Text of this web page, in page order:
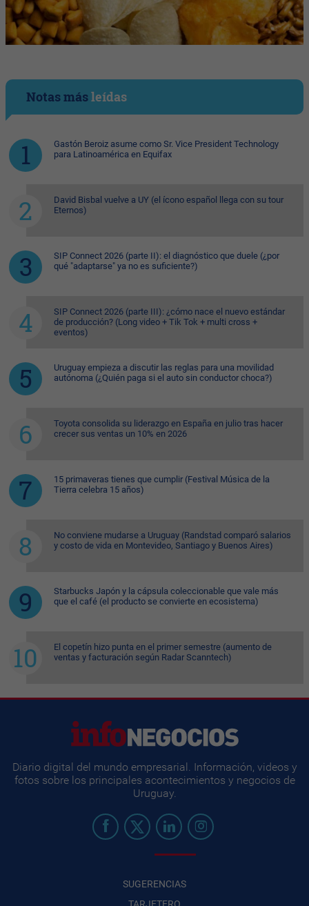
Notas másleídas
Gastón Beroiz asume como Sr. Vice President Technology
para Latinoamérica en Equifax
David Bisbal vuelve a UY (el ícono español llega con su tour
Eternos)
SIP Connect 2026 (parte II): el diagnóstico que duele (¿por
qué "adaptarse" ya no es suficiente?)
SIP Connect 2026 (parte III): ¿cómo nace el nuevo estándar
de producción? (Long video + Tik Tok + multi cross +
eventos)
Uruguay empieza a discutir las reglas para una movilidad
autónoma (¿Quién paga si el auto sin conductor choca?)
Toyota consolida su liderazgo en España en julio tras hacer
crecer sus ventas un 10% en 2026
15 primaveras tienes que cumplir (Festival Música de la
Tierra celebra 15 años)
No conviene mudarse a Uruguay (Randstad comparó salarios
y costo de vida en Montevideo, Santiago y Buenos Aires)
Starbucks Japón y la cápsula coleccionable que vale más
que el café (el producto se convierte en ecosistema)
El copetín hizo punta en el primer semestre (aumento de
ventas y facturación según Radar Scanntech)
Diario digital del mundo empresarial. Información, videos y
fotos sobre los principales acontecimientos y negocios de
Uruguay.
SUGERENCIAS